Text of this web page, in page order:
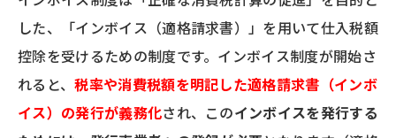
した、「インボイス（適格請求書）」を用いて仕入税額
控除を受けるための制度です。インボイス制度が開始さ
れると、税率や消費税額を明記した適格請求書（インボ
イス）の発行が義務化され、このインボイスを発行する